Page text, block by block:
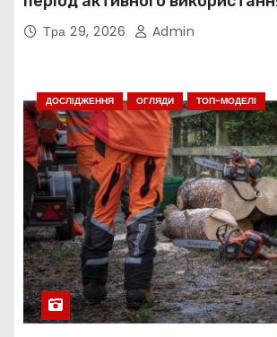
Тра 29, 2026 Admin
ДОСЛІДЖЕННЯ ОГЛЯДИ ТОП-МОДЕЛІ